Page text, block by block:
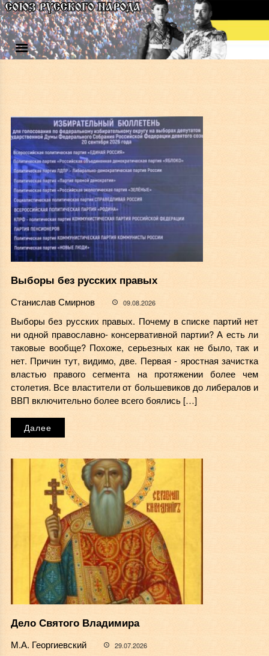
Выборы без русских правых
Станислав Смирнов 09.08.2026
Выборы без русских правых. Почему в списке партий нет
ни одной православно- консервативной партии? А есть ли
таковые вообще? Похоже, серьезных как не было, так и
нет. Причин тут, видимо, две. Первая - яростная зачистка
властью правого сегмента на протяжении более чем
столетия. Все властители от большевиков до либералов и
ВВП включительно более всего боялись […]
Далее
Дело Святого Владимира
М.А. Георгиевский 29.07.2026